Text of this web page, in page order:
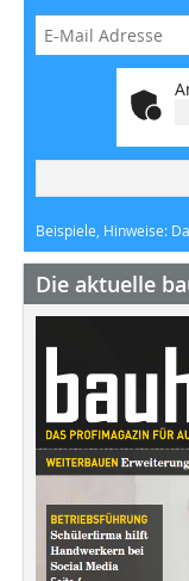
Beispiele, Hinweise:
Die aktuelle